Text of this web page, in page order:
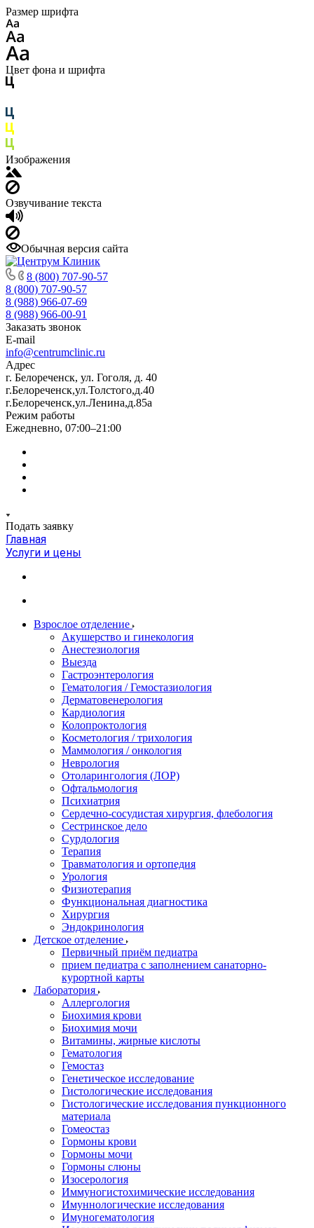
Размер шрифта
Цвет фона и шрифта
Изображения
Озвучивание текста
Обычная версия сайта
8 (800) 707-90-57
8 (800) 707-90-57
8 (988) 966-07-69
8 (988) 966-00-91
Заказать звонок
E-mail
info@centrumclinic.ru
Адрес
г. Белореченск, ул. Гоголя, д. 40
г.Белореченск,ул.Толстого,д.40
г.Белореченск,ул.Ленина,д.85а
Режим работы
Ежедневно, 07:00–21:00
Подать заявку
Главная
Услуги и цены
Взрослое отделение
Акушерство и гинекология
Анестезиология
Выезда
Гастроэнтерология
Гематология / Гемостазиология
Дерматовенерология
Кардиология
Колопроктология
Косметология / трихология
Маммология / онкология
Неврология
Отоларингология (ЛОР)
Офтальмология
Психиатрия
Сердечно-сосудистая хирургия, флебология
Сестринское дело
Сурдология
Терапия
Травматология и ортопедия
Урология
Физиотерапия
Функциональная диагностика
Хирургия
Эндокринология
Детское отделение
Первичный приём педиатра
прием педиатра с заполнением санаторно-
курортной карты
Лаборатория
Аллергология
Биохимия крови
Биохимия мочи
Витамины, жирные кислоты
Гематология
Гемостаз
Генетическое исследование
Гистологические исследования
Гистологические исследования пункционного
материала
Гомеостаз
Гормоны крови
Гормоны мочи
Гормоны слюны
Изосерология
Иммуногистохимические исследования
Имуннологические исследования
Имуногематология